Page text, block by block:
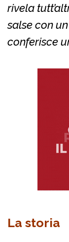
rivela
salse con
conferisce
La storia